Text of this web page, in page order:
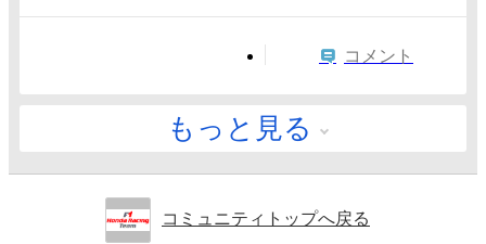
コメント
もっと見る
コミュニティトップへ戻る